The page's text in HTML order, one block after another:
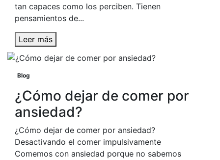
tan capaces como los perciben. Tienen
pensamientos de...
Leer más
Blog
¿Cómo dejar de comer por
ansiedad?
¿Cómo dejar de comer por ansiedad?
Desactivando el comer impulsivamente
Comemos con ansiedad porque no sabemos